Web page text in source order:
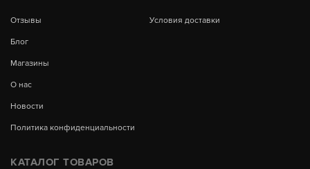
Отзывы
Блог
Магазины
О нас
Новости
Политика конфиденциальности
Условия доставки
КАТАЛОГ ТОВАРОВ